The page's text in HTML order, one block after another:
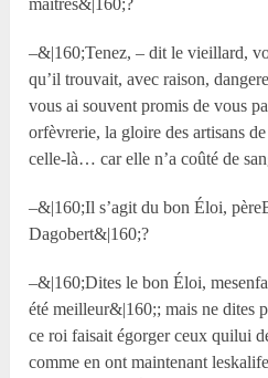
maîtres&|160;?
–&|160;Tenez, – dit le vieillard,
qu’il trouvait, avec raison,
vous ai souvent promis de vous
orfèvrerie, la gloire des artisans
celle-là… car elle n’a coûté de
–&|160;Il s’agit du bon Éloi,
Dagobert&|160;?
–&|160;Dites le bon Éloi,
été meilleur&|160;; mais ne dites
ce roi faisait égorger ceux quilui
comme en ont maintenant